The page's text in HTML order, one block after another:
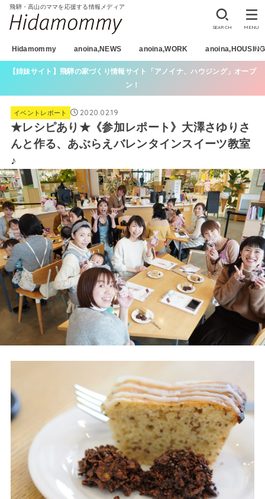
飛騨・高山のママを応援する情報メディア
Hidamommy anoina,NEWS anoina,WORK anoina,HOUSING
SEARCH MENU
【姉妹サイト】飛騨の家づくり情報サイト「アノイナ、ハウジング」オープ
ン！
イベントレポート 2020.02.19
★レシピあり★《参加レポート》大澤さゆりさ
んと作る、あぶらえバレンタインスイーツ教室
♪